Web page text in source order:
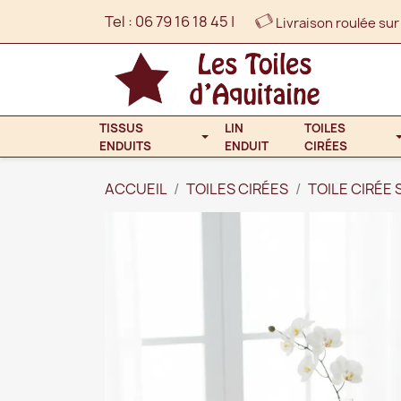
Tel : 06 79 16 18 45 | Livraison roulée
TISSUS
ENDUITS
LIN
ENDUIT
TOILES
CIRÉES
ACCUEIL TOILES CIRÉES TOILE CIRÉE